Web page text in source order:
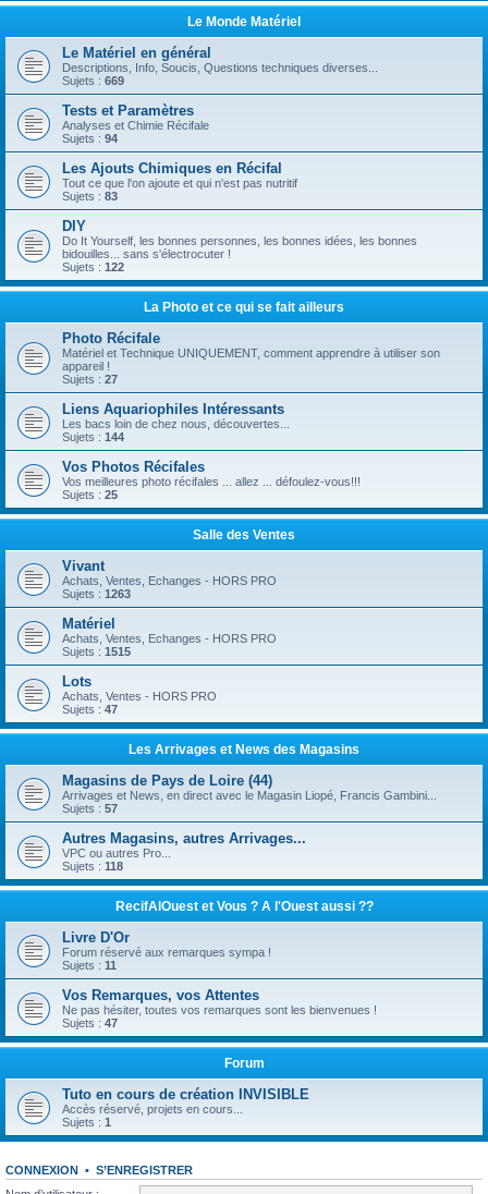
Le Monde Matériel
Le Matériel en général
Descriptions, Info, Soucis, Questions techniques diverses...
Sujets : 669
Tests et Paramètres
Analyses et Chimie Récifale
Sujets : 94
Les Ajouts Chimiques en Récifal
Tout ce que l'on ajoute et qui n'est pas nutritif
Sujets : 83
DIY
Do It Yourself, les bonnes personnes, les bonnes idées, les bonnes
bidouilles... sans s'électrocuter !
Sujets : 122
La Photo et ce qui se fait ailleurs
Photo Récifale
Matériel et Technique UNIQUEMENT, comment apprendre à utiliser son
appareil !
Sujets : 27
Liens Aquariophiles Intéressants
Les bacs loin de chez nous, découvertes...
Sujets : 144
Vos Photos Récifales
Vos meilleures photo récifales ... allez ... défoulez-vous!!!
Sujets : 25
Salle des Ventes
Vivant
Achats, Ventes, Echanges - HORS PRO
Sujets : 1263
Matériel
Achats, Ventes, Echanges - HORS PRO
Sujets : 1515
Lots
Achats, Ventes - HORS PRO
Sujets : 47
Les Arrivages et News des Magasins
Magasins de Pays de Loire (44)
Arrivages et News, en direct avec le Magasin Liopé, Francis Gambini...
Sujets : 57
Autres Magasins, autres Arrivages...
VPC ou autres Pro...
Sujets : 118
RecifAlOuest et Vous ? A l'Ouest aussi ??
Livre D'Or
Forum réservé aux remarques sympa !
Sujets : 11
Vos Remarques, vos Attentes
Ne pas hésiter, toutes vos remarques sont les bienvenues !
Sujets : 47
Forum
Tuto en cours de création INVISIBLE
Accès réservé, projets en cours...
Sujets : 1
CONNEXION • S’ENREGISTRER